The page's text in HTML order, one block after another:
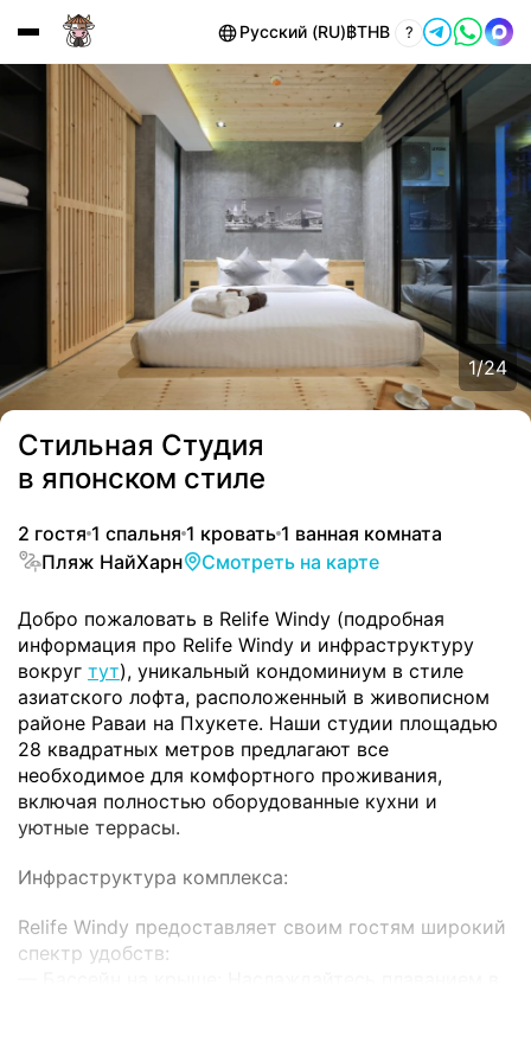
Русский (RU)฿THB ?
1/24
Стильная Студия
в японском стиле
2 гостя 1 спальня 1 кровать 1 ванная комната
Пляж НайХарн
Смотреть на карте
Добро пожаловать в Relife Windy (подробная
информация про Relife Windy и инфраструктуру
вокруг тут), уникальный кондоминиум в стиле
азиатского лофта, расположенный в живописном
районе Раваи на Пхукете. Наши студии площадью
28 квадратных метров предлагают все
необходимое для комфортного проживания,
включая полностью оборудованные кухни и
уютные террасы.
Инфраструктура комплекса:
Relife Windy предоставляет своим гостям широкий
спектр удобств: